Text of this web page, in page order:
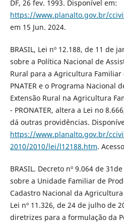
DF, 26 fev. 1993. Disponível em:
https://www.planalto.gov.br/
em 15 Jun. 2024.
BRASIL, Lei nº 12.188, de 11 de
sobre a Política Nacional de
Rural para a Agricultura Familiar
PNATER e o Programa Nacional
Extensão Rural na Agricultura
- PRONATER, altera a Lei no
dá outras providências.
https://www.planalto.gov.br/
2010/2010/lei/l12188.htm.
BRASIL. Decreto nº 9.064 de
sobre a Unidade Familiar de
Cadastro Nacional da
Lei nº 11.326, de 24 de julho de
diretrizes para a formulação da